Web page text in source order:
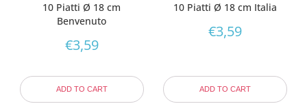
10 Piatti Ø 18 cm
Benvenuto
€3,59
ADD TO CART
10 Piatti Ø 18 cm Italia
€3,59
ADD TO CART